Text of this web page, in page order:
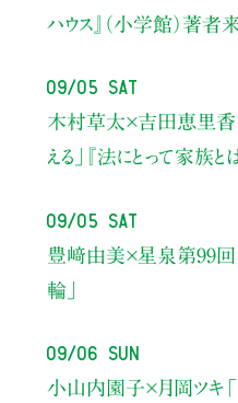
ハウス』（小学館）著
09/05 Sat
木村草太×吉田恵里香
える」
『法にとって家族
09/05 Sat
豊﨑由美×星泉 第99回
輪」
09/06 Sun
小山内園子×月岡ツキ